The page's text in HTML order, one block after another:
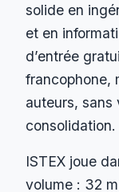
solide en
et en
d’entrée
francophone,
auteurs, sans
consolidation.
ISTEX joue
volume : 32